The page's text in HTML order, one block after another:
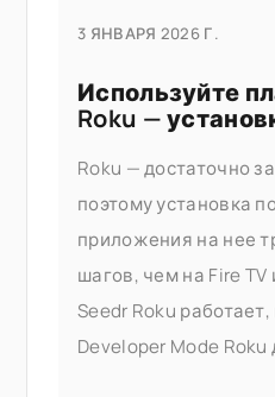
3 ЯНВАРЯ 2026 Г.
Используйте
Roku —
Roku — достаточно
поэтому установка
приложения на нее
шагов, чем на Fire
Seedr Roku
Developer Mode Roku